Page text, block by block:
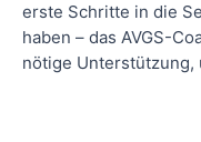
erste Schritte in die
haben – das AVGS-
nötige Unterstützung,